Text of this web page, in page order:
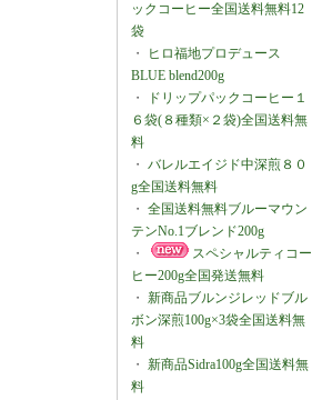
ックコーヒー全国送料無料12
袋
・
ヒロ福地プロデュース
BLUE blend200g
・
ドリップパックコーヒー１
６袋(８種類×２袋)全国送料無
料
・ バレルエイジド中深煎８０
g全国送料無料
・ 全国送料無料ブルーマウン
テンNo.1ブレンド200g
・
スペシャルティコー
ヒー200g全国発送無料
・ 新商品ブルンジレッドブル
ボン深煎100g×3袋全国送料無
料
・ 新商品Sidra100g全国送料無
料